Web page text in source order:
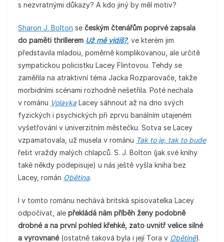
s nezvratnými důkazy? A kdo jiný by měl motiv?
Sharon J. Bolton se českým čtenářům poprvé zapsala
do paměti thrillerem Už mě vidíš?, ve kterém jim
představila mladou, poměrně komplikovanou, ale určitě
sympatickou policistku Lacey Flintovou. Tehdy se
zaměřila na atraktivní téma Jacka Rozparovače, takže
morbidními scénami rozhodně nešetřila. Poté nechala
v románu VolavkaLacey sáhnout až na dno svých
fyzických i psychických při zprvu banálním utajeném
vyšetřování v univerzitním městečku. Sotva se Lacey
vzpamatovala, už musela v románu Tak to je, tak to bude
řešit vraždy malých chlapců. S. J. Bolton (jak své knihy
také někdy podepisuje) u nás ještě vyšla kniha bez
Lacey, román Obětina.
I v tomto románu nechává britská spisovatelka Lacey
odpočívat, ale překládá nám příběh ženy podobně
drobné a na první pohled křehké, zato uvnitř velice silné
a vyrovnané(ostatně taková byla i její Tora v Obětině).